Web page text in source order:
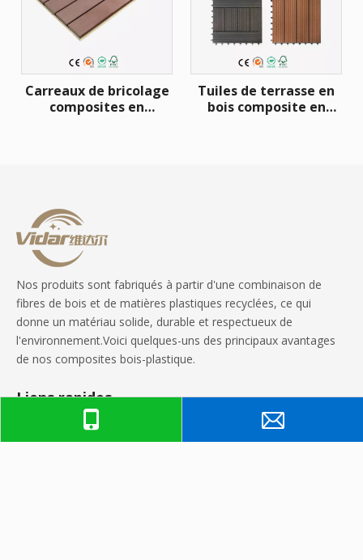
Carreaux de bricolage
composites en
carreaux composites
en relief profond
Tuiles de terrasse en
bois composite en
Nos produits sont fabriqués à partir d'une combinaison de
fibres de bois et de matières plastiques recyclées, ce qui
donne un matériau solide, durable et respectueux de
l'environnement.Voici quelques-uns des principaux avantages
de nos composites bois-plastique.
Liens rapides
Des produits